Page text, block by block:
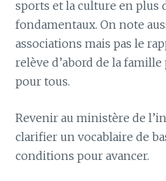
sports et la culture en plus
fondamentaux. On note
associations mais pas le
relève d’abord de la
pour tous.
Revenir au ministère de
clarifier un vocablaire de
conditions pour avancer.